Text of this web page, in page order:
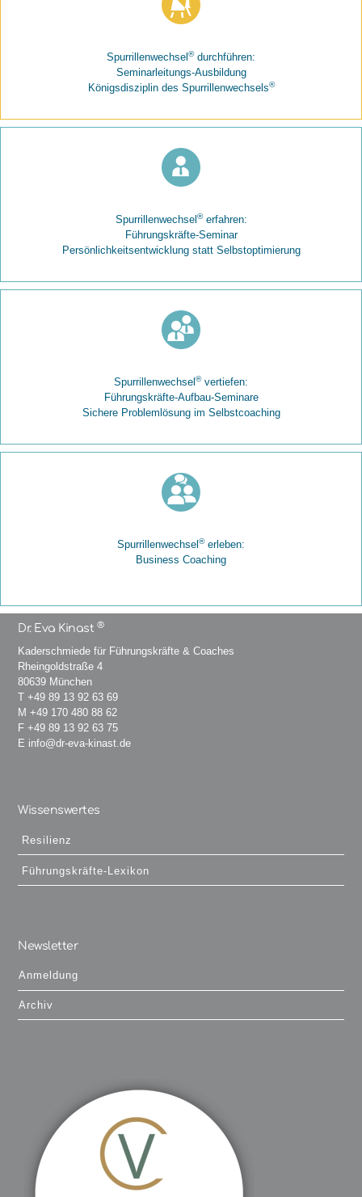
Spurrillenwechsel ®durchführen:
Seminarleitungs-Ausbildung
Königsdisziplin des Spurrillenwechsels®
Spurrillenwechsel ®erfahren:
Führungskräfte-Seminar
Persönlichkeitsentwicklung statt Selbstoptimierung
Spurrillenwechsel®vertiefen:
Führungskräfte-Aufbau-Seminare
Sichere Problemlösung im Selbstcoaching
Spurrillenwechsel®erleben:
Business Coaching
Dr. Eva Kinast ®
Kaderschmiede für Führungskräfte & Coaches
Rheingoldstraße 4
80639 München
T+49 89 13 92 63 69
M+49 170 480 88 62
F +49 89 13 92 63 75
E info@dr-eva-kinast.de
Wissenswertes
Resilienz
Führungskräfte-Lexikon
Newsletter
Anmeldung
Archiv